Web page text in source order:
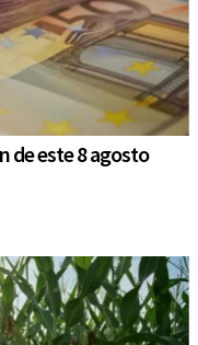
de este 8 agosto